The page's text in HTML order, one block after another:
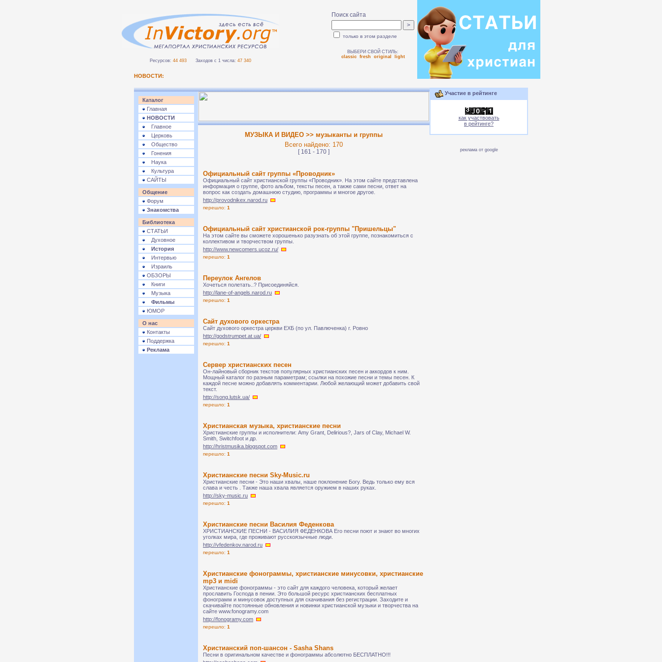
Ресурсов: 44 493 Заходов с 1 числа: 47 340
Поиск сайта
только в этом разделе
ВЫБЕРИ СВОЙ СТИЛЬ:
classic
fresh original light
НОВОСТИ:
Каталог
Главная
НОВОСТИ
Главное
Церковь
Общество
Гонения
Наука
Культура
САЙТЫ
Общение
Форум
Знакомства
Библиотека
СТАТЬИ
Духовное
История
Интервью
Израиль
ОБЗОРЫ
Книги
Музыка
Фильмы
ЮМОР
О нас
Контакты
Поддержка
Реклама
МУЗЫКА И ВИДЕО >> музыканты и группы
Всего найдено: 170
[ 161 - 170 ]
Официальный сайт группы «Проводник»
Официальный сайт христианской группы «Проводник». На этом сайте представлена
информация о группе, фото альбом, тексты песен, а также сами песни, ответ на
вопрос как создать домашнюю студию, программы и многое другое.
http://provodnikex.narod.ru
перешло: 1
Официальный сайт христианской рок-группы "Пришельцы"
На этом сайте вы сможете хорошенько разузнать об этой группе, познакомиться с
коллективом и творчеством группы.
http://www.newcomers.ucoz.ru/
перешло: 1
Переулок Ангелов
Хочеться полетать..? Присоединяйся.
http://lane-of-angels.narod.ru
перешло: 1
Сайт духового оркестра
Сайт духового оркестра церкви ЕХБ (по ул. Павлюченка) г. Ровно
http://godstrumpet.at.ua/
перешло: 1
Сервер христианских песен
Он-лайновый сборник текстов популярных христианских песен и аккордов к ним.
Мощный каталог по разным параметрам; ссылки на похожие песни и темы песен. К
каждой песне можно добавлять комментарии. Любой желающий может добавить свой
текст.
http://song.lutsk.ua/
перешло: 1
Христианская музыка, христианские песни
Христианские группы и исполнители: Amy Grant, Delirious?, Jars of Clay, Michael W.
Smith, Switchfoot и др.
http://hristmusika.blogspot.com
перешло: 1
Христианские песни Sky-Music.ru
Христианские песни - Это наши хвалы, наше поклонение Богу. Ведь только ему вся
слава и честь . Также наша хвала является оружием в наших руках.
http://sky-music.ru
перешло: 1
Христианские песни Василия Феденкова
ХРИСТИАНСКИЕ ПЕСНИ - ВАСИЛИЯ ФЕДЕНКОВА Его песни поют и знают во многих
уголках мира, где проживают русскоязычные люди.
http://vfedenkov.narod.ru
перешло: 1
Христианские фонограммы, христианские минусовки, христианские
mp3 и midi
Христианские фонограммы - это сайт для каждого человека, который желает
прославить Господа в пении. Это большой ресурс христианских бесплатных
фонограмм и минусовок доступных для скачивания без регистрации. Заходите и
скачивайте постоянные обновления и новинки христианской музыки и творчества на
сайте www.fonogramy.com
http://fonogramy.com
перешло: 1
Христианский поп-шансон - Sasha Shans
Песни в оригинальном качестве и фонограммы абсолютно БЕСПЛАТНО!!!
Участие в рейтинге
как участвовать
в рейтинге?
реклама от google